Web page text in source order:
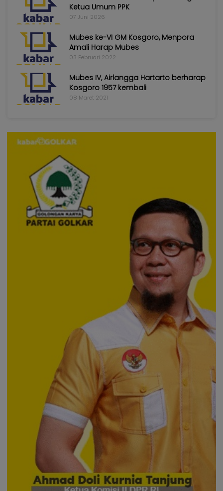
Ketua Umum PPK
07 Juni 2026
Mubes ke-VI GM Kosgoro, Menpora
Amali Harap Mubes
03 Februari 2022
Mubes IV, Airlangga Hartarto berharap
Kosgoro 1957 kembali
08 Maret 2021